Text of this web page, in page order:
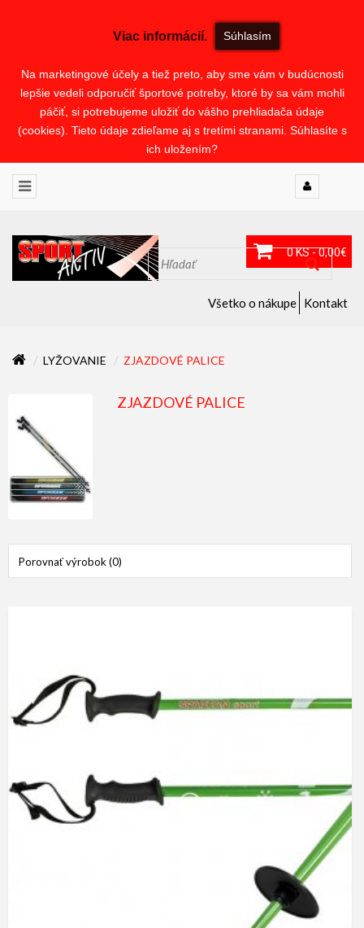
Súhlasím
Viac informácií.
Na marketingové účely a tiež preto, aby sme vám v budúcnosti
lepšie vedeli odporučiť športové potreby, ktoré by sa vám mohli
páčiť, si potrebujeme uložiť do vášho prehliadača údaje
(cookies). Tieto údaje zdieľame aj s tretími stranami. Súhlasíte s
ich uložením?
0 KS - 0,00€
Všetko o nákupe Kontakt
LYŽOVANIE ZJAZDOVÉ PALICE
ZJAZDOVÉ PALICE
Porovnať výrobok (0)